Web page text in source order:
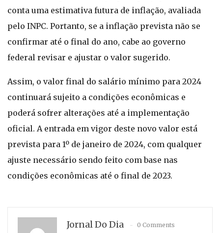
conta uma estimativa futura de inflação, avaliada
pelo INPC. Portanto, se a inflação prevista não se
confirmar até o final do ano, cabe ao governo
federal revisar e ajustar o valor sugerido.
Assim, o valor final do salário mínimo para 2024
continuará sujeito a condições econômicas e
poderá sofrer alterações até a implementação
oficial. A entrada em vigor deste novo valor está
prevista para 1º de janeiro de 2024, com qualquer
ajuste necessário sendo feito com base nas
condições econômicas até o final de 2023.
Jornal Do Dia 0 Comments